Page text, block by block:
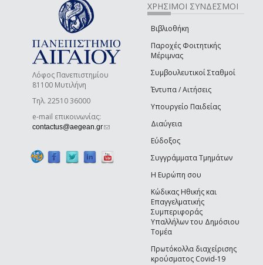
Λόφος Πανεπιστημίου
81100 Μυτιλήνη
Τηλ. 22510 36000
e-mail επικοινωνίας:
contactus@aegean.gr(link sends e-mail)
ΧΡΗΣΙΜΟΙ ΣΥΝΔΕΣΜΟΙ
Βιβλιοθήκη
Παροχές Φοιτητικής
Μέριμνας
Συμβουλευτικοί Σταθμοί
Έντυπα / Αιτήσεις
Υπουργείο Παιδείας
Διαύγεια
Εύδοξος
Συγγράμματα Τμημάτων
Η Ευρώπη σου
Κώδικας Ηθικής και
Επαγγελματικής
Συμπεριφοράς
Υπαλλήλων του Δημόσιου
Τομέα
Πρωτόκολλα διαχείρισης
κρούσματος Covid-19